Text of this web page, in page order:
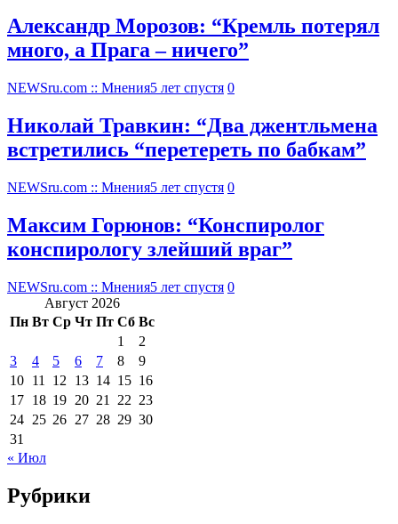
Александр Морозов: “Кремль потерял
много, а Прага – ничего”
NEWSru.com :: Мнения5 лет спустя 0
Николай Травкин: “Два джентльмена
встретились “перетереть по бабкам”
NEWSru.com :: Мнения5 лет спустя 0
Максим Горюнов: “Конспиролог
конспирологу злейший враг”
NEWSru.com :: Мнения5 лет спустя 0
Август 2026
Пн Вт Ср Чт Пт Сб Вс
1
2
3
4 5 6 7 8
9
10 11 12 13 14 15 16
17 18 19 20 21 22 23
24 25 26 27 28 29 30
31
« Июл
Рубрики